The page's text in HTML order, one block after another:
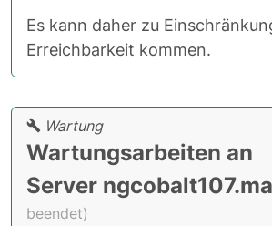
Es kann daher zu
Erreichbarkeit kommen.
Wartung
Wartungsarbeiten an
Server
beendet)